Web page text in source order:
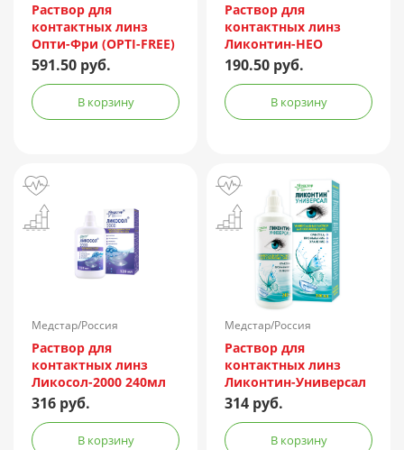
Раствор для
контактных линз
Опти-Фри (OPTI-FREE)
Express 355мл +
контейнер
591.50 руб.
В корзину
Раствор для
контактных линз
Ликонтин-НЕО
Мульти 60мл
190.50 руб.
В корзину
Медстар/Россия
Раствор для
контактных линз
Ликосол-2000 240мл
316 руб.
В корзину
Медстар/Россия
Раствор для
контактных линз
Ликонтин-Универсал
240мл
314 руб.
В корзину